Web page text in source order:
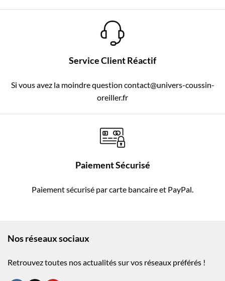
Service Client Réactif
Si vous avez la moindre question contact@univers-coussin-
oreiller.fr
Paiement Sécurisé
Paiement sécurisé par carte bancaire et PayPal.
Nos réseaux sociaux
Retrouvez toutes nos actualités sur vos réseaux préférés !